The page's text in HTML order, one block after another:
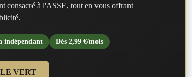
consacré à l'ASSE, tout en vous offrant
indépendant Dès 2,99 €/mois
VERT